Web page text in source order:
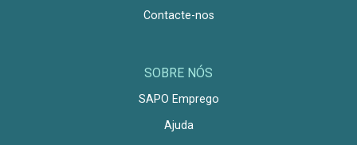
Contacte-nos
SOBRE NÓS
SAPO Emprego
Ajuda